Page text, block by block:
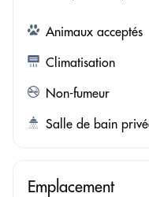
Animaux acceptés
Climatisation
Non-fumeur
Salle de bain
Emplacement